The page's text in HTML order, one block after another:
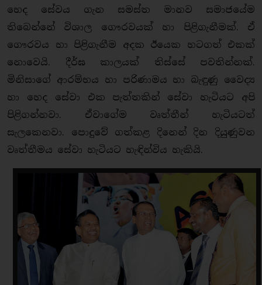
හෙද සේවය ගැන සමස්ත මානව සමාජයේම
තිබෙන්නේ විශාල ගෞරවයක් හා පිළිගැනීමක්. ඒ
ගෞරවය හා පිළිගැනීම අදක ඊයෙක හටගත් එකක්
නොවෙයි. දීර්ඝ කාලයක් තිස්සේ පවතින්නක්.
මිනිසාගේ ආරම්භය හා පරිණාමය හා බැඳුණු වෛද්‍ය
හා හෙද සේවා එක පැත්තකින් සේවා හැටියට අපි
පිළිගන්නවා. ඒවාගේම වෘත්තීන් හැටියටත්
සැලකෙනවා. පොදුවේ ගත්කළ දිනෙන් දින දියුණුවන
වෘත්තීමය සේවා හැටියට හැඳින්විය හැකියි.